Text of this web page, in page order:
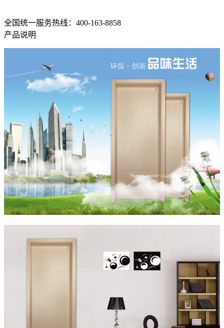
全国统一服务热线：400-163-8858
产品说明